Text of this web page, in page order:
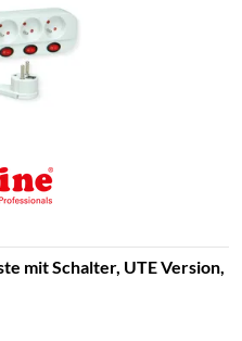
mit Schalter, UTE Version,